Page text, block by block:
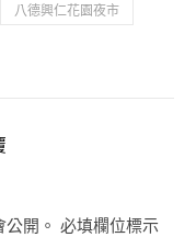
八德興仁花園夜市
開。 必填欄位標示